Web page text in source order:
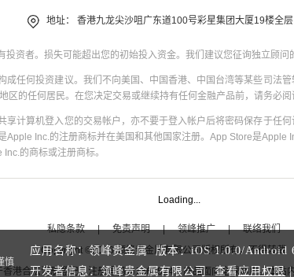
地址： 香港九龙尖沙咀广东道100号彩星集团大厦19楼全层
资者。损失可能超出您的初始投入资金。我们建议您征询独立顾问
任何投资建议。我们不向美国、中国香港、中国台湾等某些司法
的任何居民。在您决定交易或继续持有任何金融产品前，请务必
享计算机登入您的交易帐户，亦不要于登入帐户后将密码保存于任
Inc.的注册商标并在美国和其他国家注册。App Store是Apple
的商标或注册商标。
Loading...
私隐条款 | 免责声明 | 领峰推广 |
联络我们
Copyright ©2026领峰贵金属有限公司版权所有，不得转载
香港合法注册登记，注册号码为1660574，产品面向全球客户。本站
慎
应用名称：领峰贵金属 版本：iOS1.0.0/Android
开发者信息：领峰贵金属有限公司 查看应用权限 |